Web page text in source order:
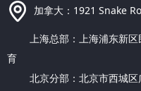
加拿大：1921 Snake
上海总部：上海浦东新区
育
北京分部：北京市西城区